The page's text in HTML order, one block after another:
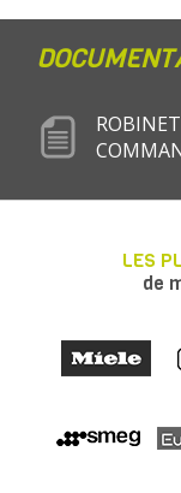
LES
de